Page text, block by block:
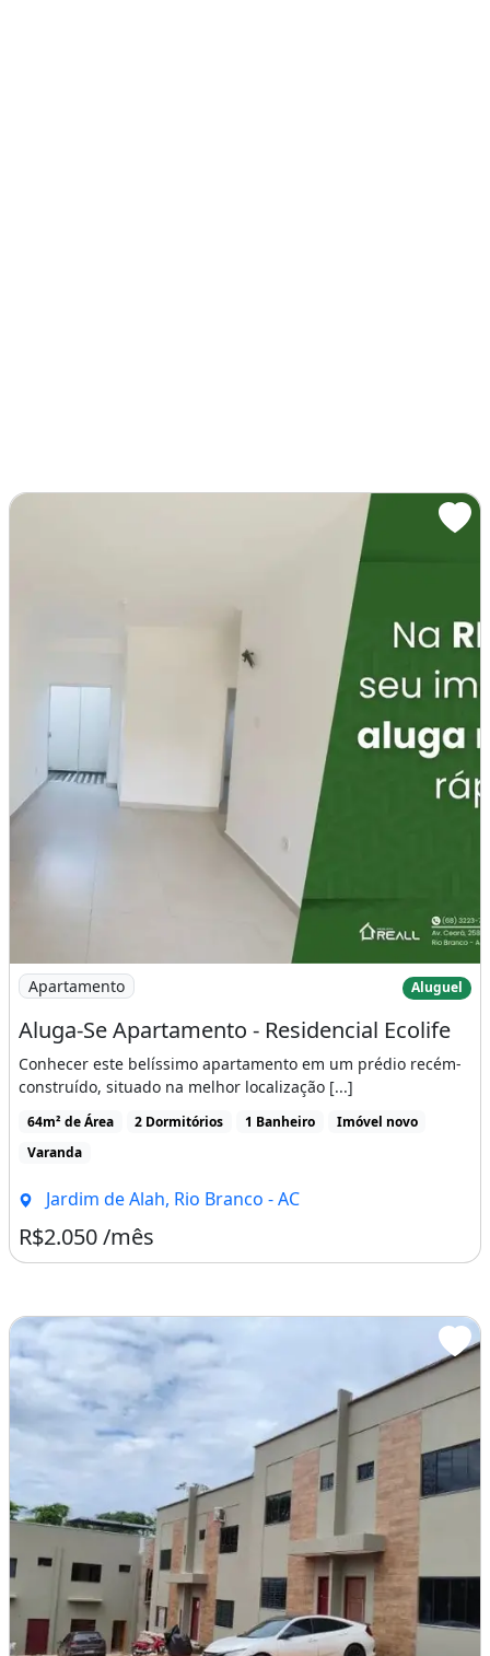
Imagem: Aluga-Se Apartamento - Residencial Ecolife
Apartamento Aluguel
Aluga-Se Apartamento - Residencial Ecolife
Conhecer este belíssimo apartamento em um prédio recém-
construído, situado na melhor localização [...]
64m² de Área 2 Dormitórios 1 Banheiro
Imóvel novo
Varanda
Jardim de Alah, Rio Branco - AC
R$2.050 /mês